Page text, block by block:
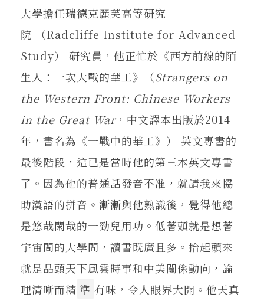
大學擔任瑞德克麗芙高等研究
院 （Radcliffe Institute for Advanced
Study） 研究員，他正忙於《西方前線的陌
生人：一次大戰的華工》（Strangers on
the Western Front: Chinese Workers
in the Great War，中文譯本出版於2014
年，書名為《一戰中的華工》） 英文專書的
最後階段，這已是當時他的第三本英文專書
了。因為他的普通話發音不准，就請我來協
助漢語的拼音。漸漸與他熟識後，覺得他總
是悠哉閑哉的一勁兒用功。低著頭就是想著
宇宙間的大學問，讀書既廣且多。抬起頭來
就是品頭天下風雲時事和中美關係動向，論
理清晰而精 準 有味，令人眼界大開。他天真